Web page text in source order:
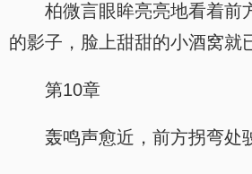
柏微言眼眸亮亮地看着前
的影子，脸上甜甜的小酒窝就
第10章
轰鸣声愈近，前方拐弯处